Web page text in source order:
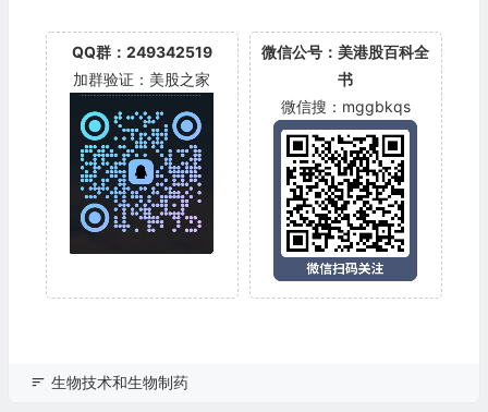
QQ群：249342519
加群验证：美股之家
微信公号：美港股百科全
书
微信搜：mggbkqs
生物技术和生物制药